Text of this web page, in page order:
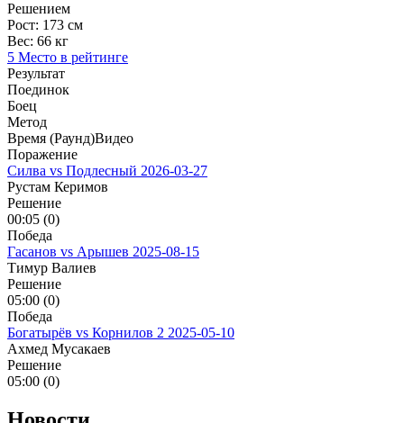
Решением
Рост: 173 см
Вес: 66 кг
5 Место в рейтинге
Результат
Поединок
Боец
Метод
Время (Раунд)Видео
Поражение
Силва vs Подлесный 2026-03-27
Рустам Керимов
Решение
00:05 (0)
Победа
Гасанов vs Арышев 2025-08-15
Тимур Валиев
Решение
05:00 (0)
Победа
Богатырёв vs Корнилов 2 2025-05-10
Ахмед Мусакаев
Решение
05:00 (0)